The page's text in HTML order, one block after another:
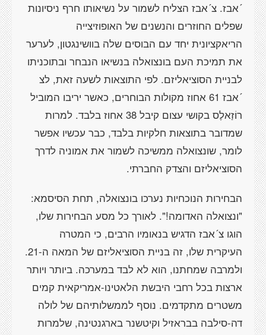
´אבז. צ´אבז הצליח לשמור על נשיאותו חרף ניסיונות
שפלים החוזרים והנשנים של האופוזיצייה
הריאקציונית יחד עם הבוסים שלה בוושינגטון, לערער
את תמיכת העם בונצואלה בנשיאו הנבחר ובתוכניתו
לבניית הסוציאליזם. לפי התוצאות לשעה זאת, לצ
´אבז 61 אחוז מקולות הבוחרים, כאשר יריבו המוביל
רוֹזַאלֶס בקושי עצום קיבל 38 אחוז בלבד. למרות
שמדובר בתוצאות חלקיות בלבד, כבר עכשיו אפשר
לומר, שונצואלה ממשיכה לשמור את אמוניה לדרך
הסוציאליזם והצדק החברתי.
הבחירות הנוכחיות נערכו בונצואלה, תחת הסיסמא:
"ונצואלה האדומה!". לאורך כל מסע הבחירות שלו,
הוגו צ´אבז הדגיש בנאומיו הרבים, כי המטרה
העיקרית שלו, זה בניית הסוציאליזם של המאה ה-21.
ולמרבה שמחתנו, הוא לא לבד במערכה. ביותר ויותר
ארצות בכל רחבי היבשת הלאטינו-אמריקאית קמים
משטרים מתקדמים. נוסף לממשלותיהם של לולה
דה-סילבה בבראזיל וקיטשנר בארגנטינה, שלמרות